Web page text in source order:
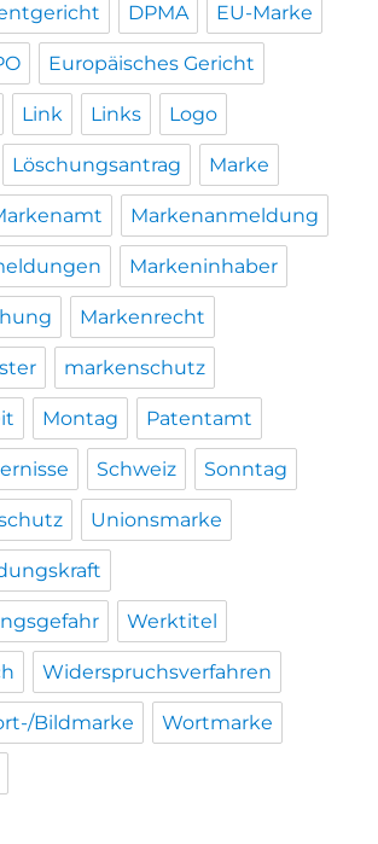
DPMA EU-Marke
Europäisches Gericht
Link Links Logo
Löschungsantrag Marke
Markenanmeldung
Markeninhaber
Markenrecht
markenschutz
Montag Patentamt
Schweiz Sonntag
Unionsmarke
Werktitel
Widerspruchsverfahren
Bildmarke Wortmarke